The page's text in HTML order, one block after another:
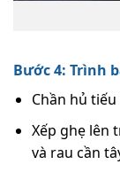
Bước 4: Trình
Chần hủ
Xếp ghẹ lên
và rau cần